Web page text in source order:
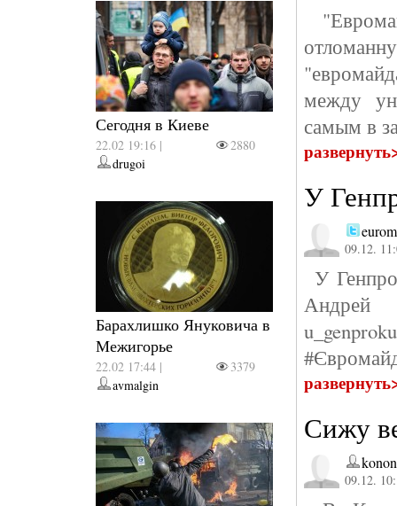
Сегодня в Киеве
22.02 19:16 |
2880
drugoi
Барахлишко Януковича в
Межигорье
22.02 17:44 |
3379
avmalgin
между
самым в
У
09.12.
У
Андрей
Сижу
09.12.